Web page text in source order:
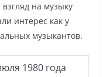
на музыку
интерес как у
музыкантов.
1980 года